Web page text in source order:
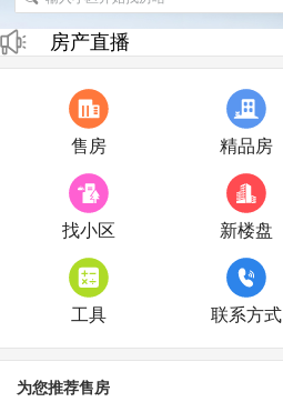
房产直播
售房 精品房
找小区 新楼盘
工具 联系方式
为您推荐售房